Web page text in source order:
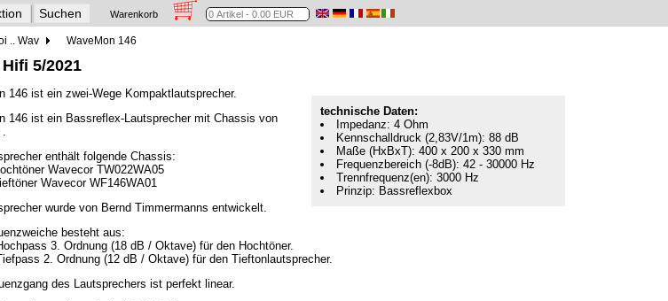
Suchen Warenkorb
.. Wav WaveMon 146
5/2021
technische Daten:
Impedanz: 4 Ohm
Kennschalldruck (2,83V/1m): 88 dB
Maße (HxBxT): 400 x 200 x 330 mm
Frequenzbereich (-8dB): 42 - 30000 Hz
Trennfrequenz(en): 3000 Hz
Prinzip: Bassreflexbox
146 ist ein zwei-Wege Kompaktlautsprecher.
146 ist ein Bassreflex-Lautsprecher mit Chassis von
.
enthält folgende Chassis:
Wavecor TW022WA05
Wavecor WF146WA01
wurde von Bernd Timmermanns entwickelt.
besteht aus:
3. Ordnung (18 dB / Oktave) für den Hochtöner.
2. Ordnung (12 dB / Oktave) für den Tieftonlautsprecher.
des Lautsprechers ist perfekt linear.